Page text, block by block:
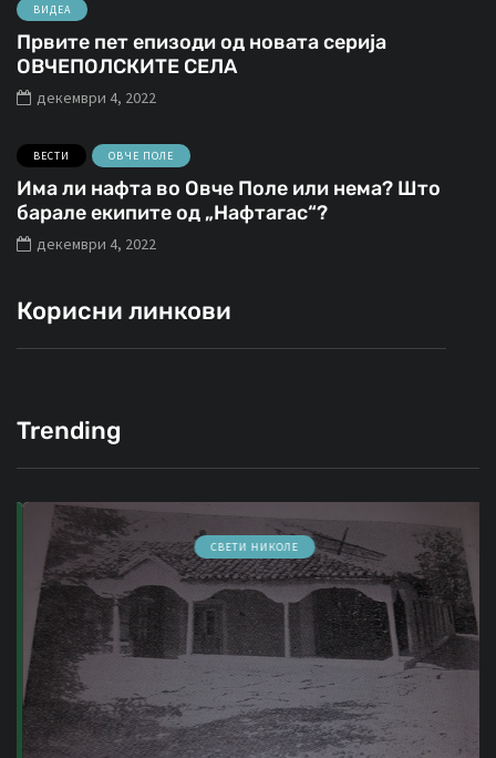
ВИДЕА
Првите пет епизоди од новата серија
ОВЧЕПОЛСКИТЕ СЕЛА
декември 4, 2022
ВЕСТИ ОВЧЕ ПОЛЕ
Има ли нафта во Овче Поле или нема? Што
барале екипите од „Нафтагас“?
декември 4, 2022
Корисни линкови
Trending
СВЕТИ НИКОЛЕ